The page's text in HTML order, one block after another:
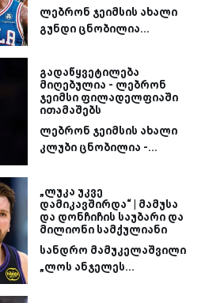
ლებრონ ჯეიმსის ახალი
გუნდი ცნობილია...
გადაწყვეტილება
მიღებულია - ლებრონ
ჯეიმსი ფილადელფიაში
ითამაშებს
ლებრონ ჯეიმსის ახალი
კლუბი ცნობილია -...
„ლუკა უკვე
დამიკავშირდა“ | მამუსა
და დონჩიჩის საუბარი და
მილიონი სამქულიანი
სანდრო მამუკელაშვილი
„ლოს ანჯელეს...